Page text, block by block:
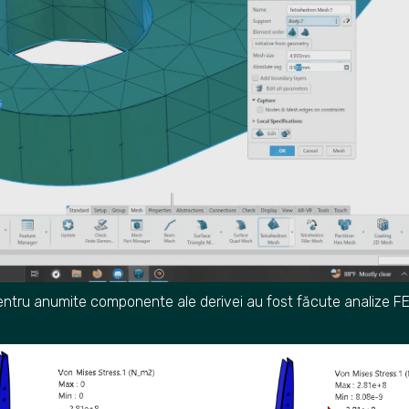
anumite componente ale derivei au fost făcute analize